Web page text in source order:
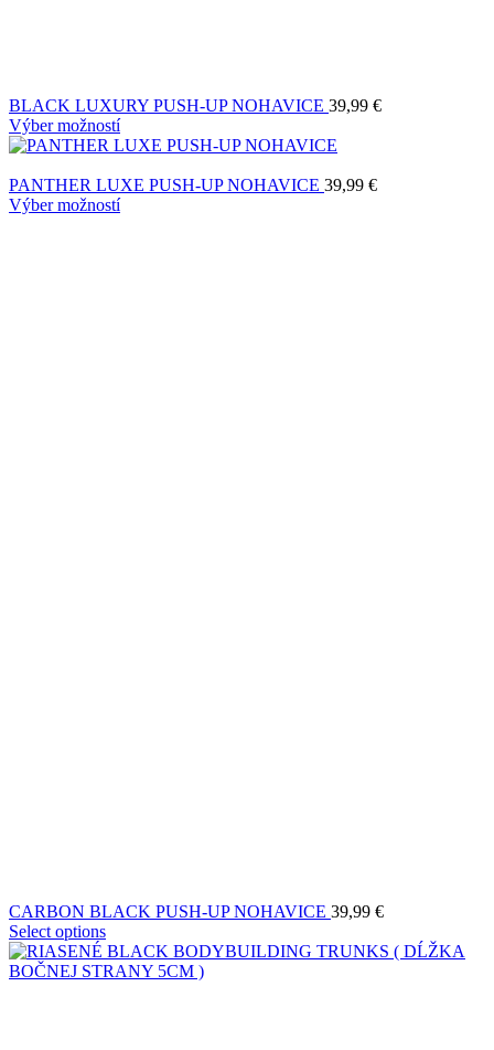
BLACK LUXURY PUSH-UP NOHAVICE 39,99 €
Výber možností
PANTHER LUXE PUSH-UP NOHAVICE 39,99 €
Výber možností
CARBON BLACK PUSH-UP NOHAVICE 39,99 €
Select options